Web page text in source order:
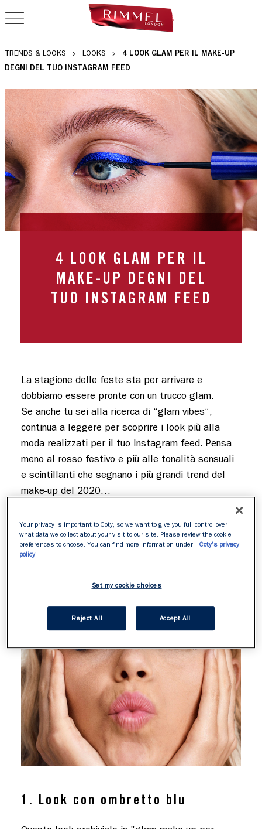
OPEN NAVIGATION
TRENDS & LOOKS LOOKS
4 LOOK GLAM PER IL MAKE-UP
DEGNI DEL TUO INSTAGRAM FEED
4 LOOK GLAM PER IL
MAKE-UP DEGNI DEL
TUO INSTAGRAM FEED
La stagione delle feste sta per arrivare e
dobbiamo essere pronte con un trucco glam.
Se anche tu sei alla ricerca di “glam vibes”,
continua a leggere per scoprire i look più alla
moda realizzati per il tuo Instagram feed. Pensa
meno al rosso festivo e più alle tonalità sensuali
e scintillanti che segnano i più grandi trend del
make-up del 2020…
1. Look con ombretto blu
Your privacy is important to Coty, so we want to give you full control over
what data we collect about your visit to our site. Please review the cookie
preferences to choose. You can find more information under:
Coty's privacy
policy
Set my cookie choices
Reject All Accept All